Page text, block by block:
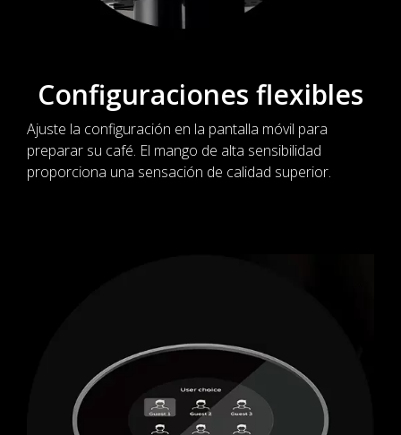
Configuraciones flexibles
Ajuste la configuración en la pantalla móvil para
preparar su café. El mango de alta sensibilidad
proporciona una sensación de calidad superior.